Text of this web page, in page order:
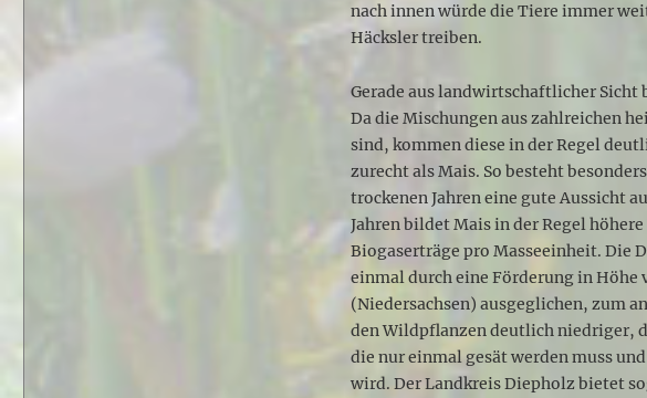
nach innen würde die Tiere immer
Häcksler treiben.
Gerade aus landwirtschaftlicher Sicht
Da die Mischungen aus zahlreichen
sind, kommen diese in der Regel
zurecht als Mais. So besteht
trockenen Jahren eine gute Aussicht
Jahren bildet Mais in der Regel
Biogaserträge pro Masseeinheit. Die
einmal durch eine Förderung in
(Niedersachsen) ausgeglichen, zum
den Wildpflanzen deutlich niedriger,
die nur einmal gesät werden muss
wird. Der Landkreis Diepholz bietet